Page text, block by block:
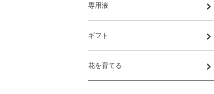
専用液
ギフト
花を育てる